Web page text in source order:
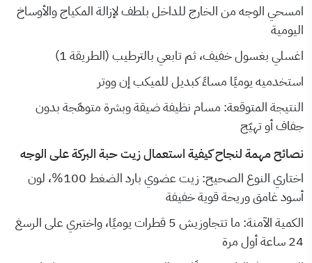
امسحي الوجه من الخارج للداخل بلطف لإزالة المكياج والأوساخ
اليومية
اغسلي بغسول خفيف، ثم تابعي بالترطيب (الطريقة 1)
استخدميه يوميًا مساءً كبديل للميكب إن ووتر
النتيجة المتوقعة: مسام نظيفة ضيقة وبشرة متوهّجة بدون
جفاف أو تهيّج
نصائح مهمة لنجاح كيفية استعمال زيت حبة البركة على الوجه
اختاري النوع الصحيح: زيت عضوي بارد الضغط 100%، لون
أسود غامق وريحة قوية خفيفة
الكمية الآمنة: ما تتجاوزيش 5 قطرات يوميًا، واختبري على الرسغ
24 ساعة أول مرة